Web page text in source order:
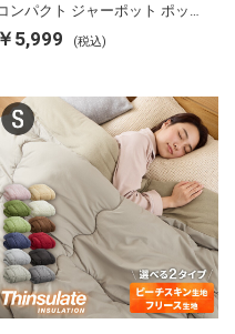
ンパクト ジャーポット ポット
カルキ抜き 空焚き防止 温度調節
軽量 SP-PD22 シンプラス
￥5,999 (税込)